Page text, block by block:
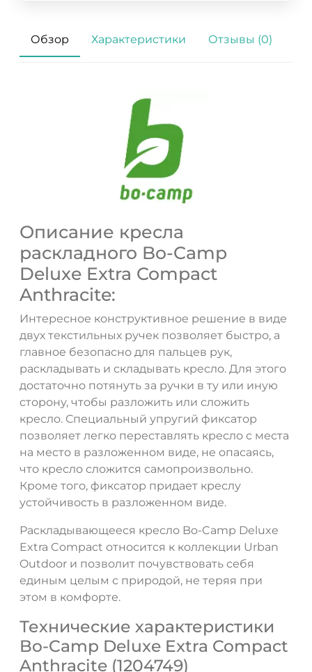
Обзор Характеристики Отзывы (0)
Описание кресла
раскладного Bo-Camp
Deluxe Extra Compact
Anthracite:
Интересное конструктивное решение в виде
двух текстильных ручек позволяет быстро, а
главное безопасно для пальцев рук,
раскладывать и складывать кресло. Для этого
достаточно потянуть за ручки в ту или иную
сторону, чтобы разложить или сложить
кресло. Специальный упругий фиксатор
позволяет легко переставлять кресло с места
на место в разложенном виде, не опасаясь,
что кресло сложится самопроизвольно.
Кроме того, фиксатор придает креслу
устойчивость в разложенном виде.
Раскладывающееся кресло Bo-Camp Deluxe
Extra Compact относится к коллекции Urban
Outdoor и позволит почувствовать себя
единым целым с природой, не теряя при
этом в комфорте.
Технические характеристики
Bo-Camp Deluxe Extra Compact
Anthracite (1204749)